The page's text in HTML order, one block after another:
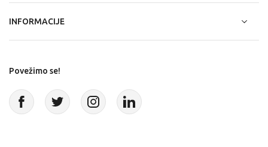
INFORMACIJE
Povežimo se!